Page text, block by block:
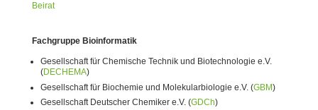
Beirat
Fachgruppe Bioinformatik
Gesellschaft für Chemische Technik und Biotechnologie e.V.
(DECHEMA)
Gesellschaft für Biochemie und Molekularbiologie e.V. (GBM)
Gesellschaft Deutscher Chemiker e.V. (GDCh)